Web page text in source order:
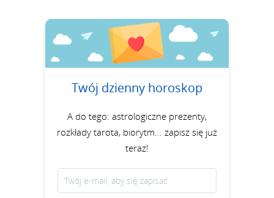
Twój dzienny horoskop
A do tego: astrologiczne prezenty,
rozkłady tarota, biorytm... zapisz się już
teraz!